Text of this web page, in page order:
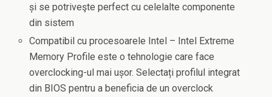
și se potriveşte perfect cu celelalte componente
din sistem
Compatibil cu procesoarele Intel – Intel Extreme
Memory Profile este o tehnologie care face
overclocking-ul mai ușor. Selectați profilul integrat
din BIOS pentru a beneficia de un overclock